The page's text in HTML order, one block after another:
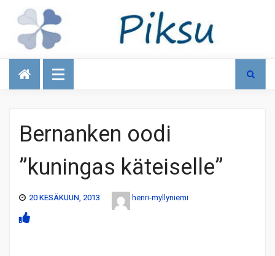
Talous
Bernanken oodi
”kuningas käteiselle”
20 KESÄKUUN, 2013 henri-myllyniemi